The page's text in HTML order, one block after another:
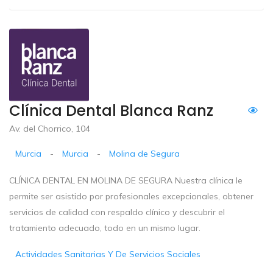
Clínica Dental Blanca Ranz
Av. del Chorrico, 104
Murcia - Murcia - Molina de Segura
CLÍNICA DENTAL EN MOLINA DE SEGURA Nuestra clínica le
permite ser asistido por profesionales excepcionales, obtener
servicios de calidad con respaldo clínico y descubrir el
tratamiento adecuado, todo en un mismo lugar.
Actividades Sanitarias Y De Servicios Sociales